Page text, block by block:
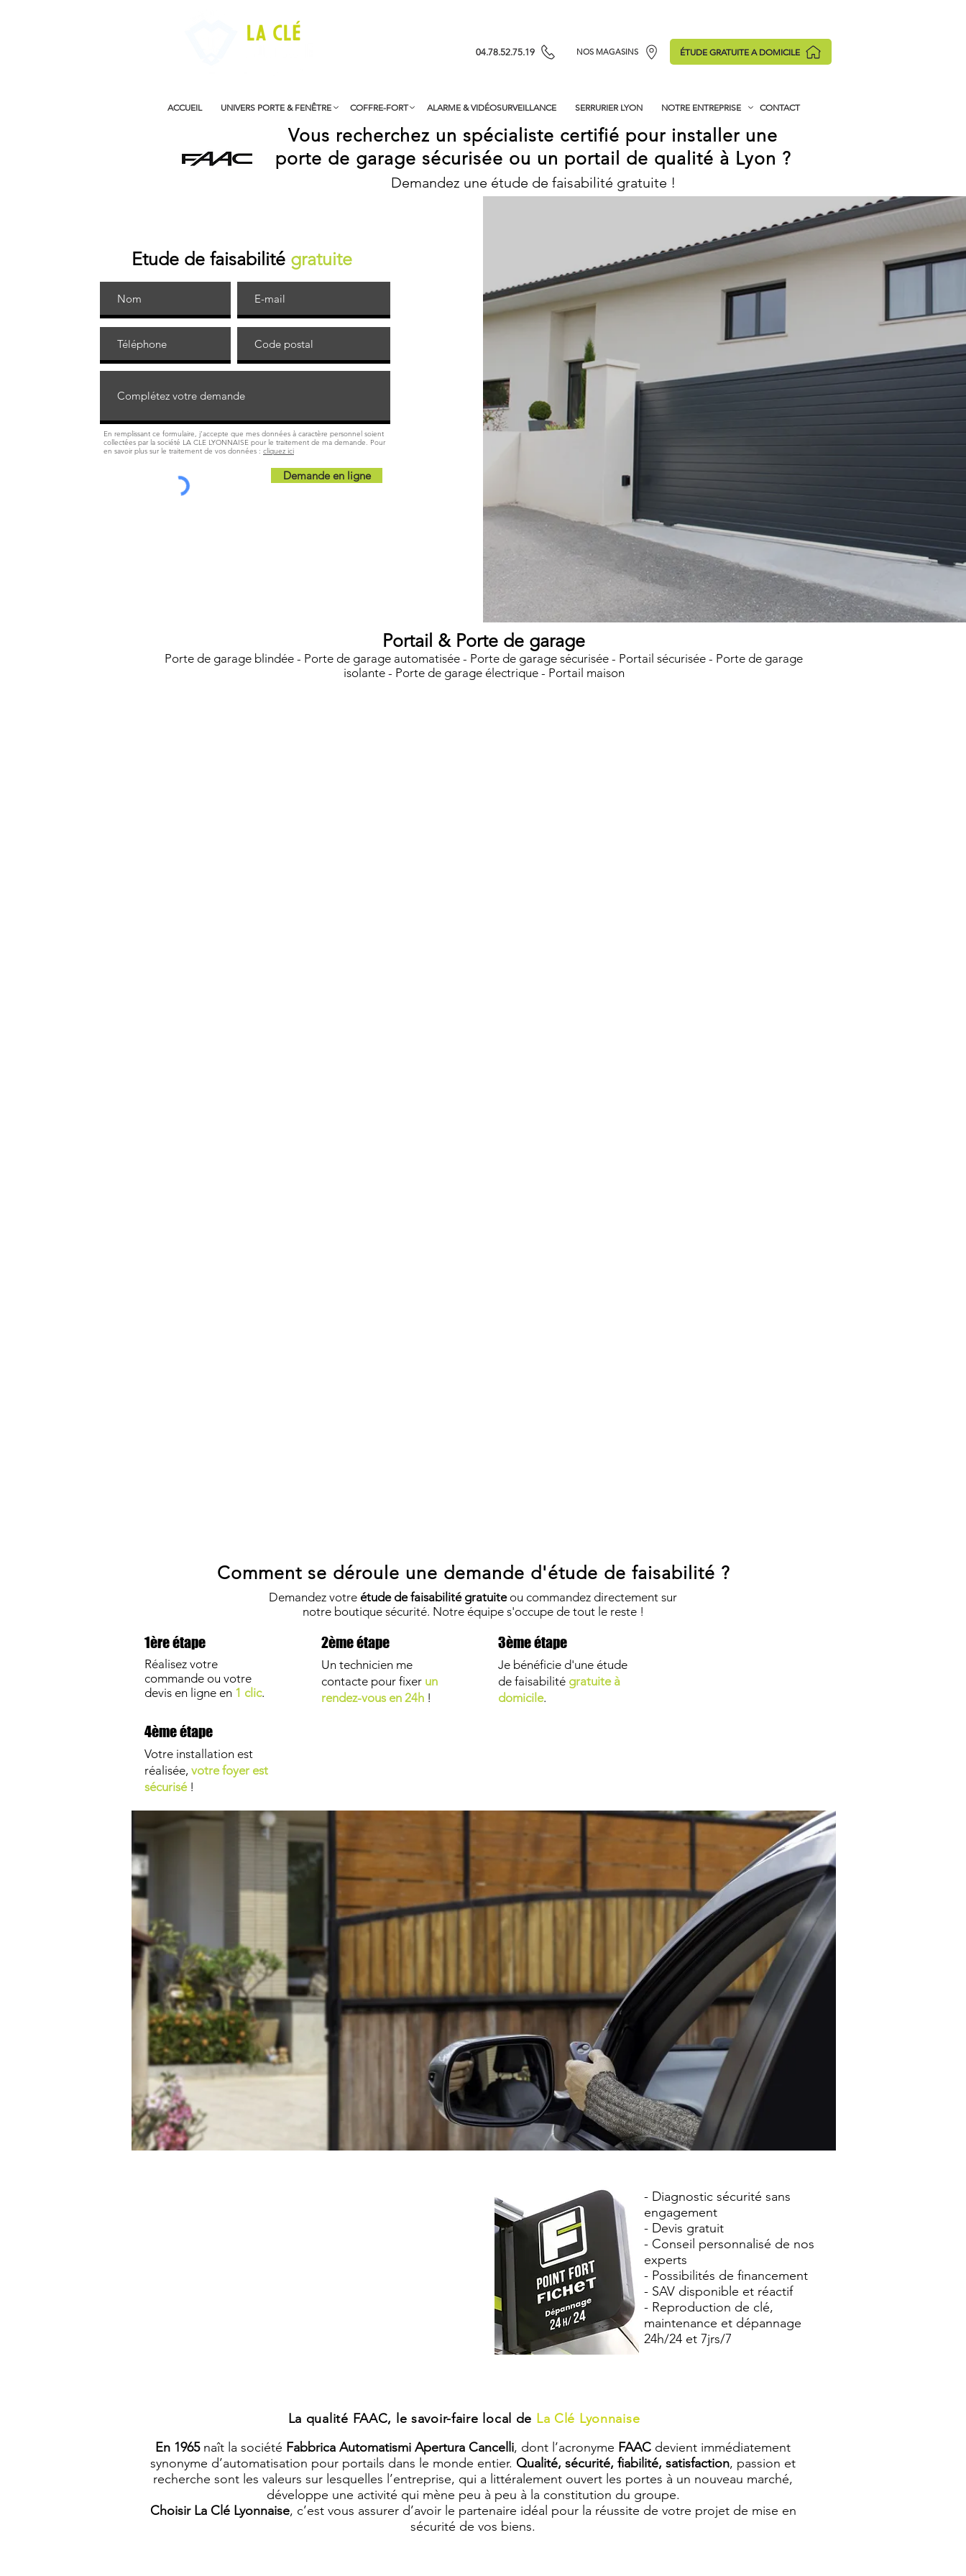
04.78.52.75.19 NOS MAGASINS ÉTUDE GRATUITE A DOMICILE
ACCUEIL UNIVERS PORTE & FENÊTRE COFFRE-FORT ALARME & VIDÉOSURVEILLANCE SERRURIER LYON NOTRE ENTREPRISE CONTACT
Vous recherchez un spécialiste certifié pour installer une
porte de garage sécurisée ou un portail de qualité à Lyon ?
Demandez une étude de faisabilité gratuite !
Etude de faisabilité gratuite
En remplissant ce formulaire, j’accepte que mes données à caractère personnel soient
collectées par la société LA CLE LYONNAISE pour le traitement de ma demande. Pour
en savoir plus sur le traitement de vos données : cliquez ici
Demande en ligne
Portail & Porte de garage
Porte de garage blindée - Porte de garage automatisée - Porte de garage sécurisée - Portail sécurisée - Porte de garage
isolante - Porte de garage électrique - Portail maison
Comment se déroule une demande d'étude de faisabilité ?
Demandez votre étude de faisabilité gratuiteou commandez directement sur
notre boutique sécurité. Notre équipe s'occupe de tout le reste !
1ère étape
Réalisez votre
commande ou votre
devis en ligne en 1 clic.
2ème étape
Un technicien me
contacte pour fixer un
rendez-vous en 24h !
3ème étape
Je bénéficie d'une étude
de faisabilité gratuite à
domicile.
4ème étape
Votre installation est
réalisée, votre foyer est
sécurisé !
- Diagnostic sécurité sans
engagement
- Devis gratuit
- Conseil personnalisé de nos
experts
- Possibilités de financement
- SAV disponible et réactif
- Reproduction de clé,
maintenance et dépannage
24h/24 et 7jrs/7
La qualité FAAC, le savoir-faire local de La Clé Lyonnaise
En 1965naît la société Fabbrica Automatismi Apertura Cancelli, dont l’acronyme FAAC devient immédiatement
synonyme d’automatisation pour portails dans le monde entier. Qualité, sécurité, fiabilité, satisfaction, passion et
recherche sont les valeurs sur lesquelles l’entreprise, qui a littéralement ouvert les portes à un nouveau marché,
développe une activité qui mène peu à peu à la constitution du groupe.
Choisir La Clé Lyonnaise, c’est vous assurer d’avoir le partenaire idéal pour la réussite de votre projet de mise en
sécurité de vos biens.